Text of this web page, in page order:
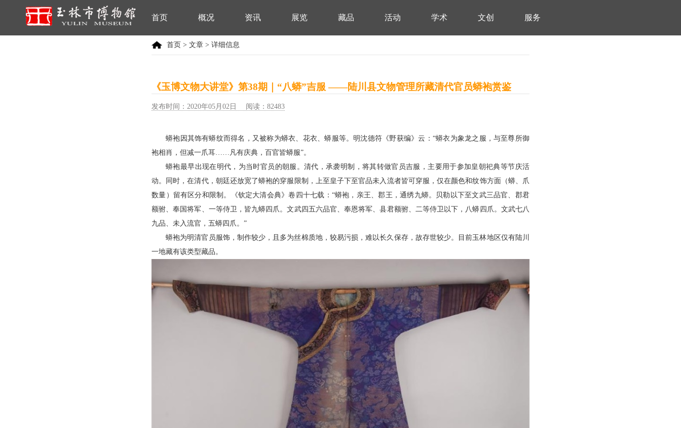
首页 概况 资讯 展览 藏品 活动 学术 文创 服务
首页 >文章 > 详细信息
《玉博文物大讲堂》第38期｜“八蟒”吉服 ——陆川县文物管理所藏清代官员蟒袍赏鉴
发布时间：2020年05月02日 阅读：82483
蟒袍因其饰有蟒纹而得名，又被称为蟒衣、花衣、蟒服等。明沈德符《野获编》云：“蟒衣为象龙之服，与至尊所御
袍相肖，但减一爪耳……凡有庆典，百官皆蟒服”。
蟒袍最早出现在明代，为当时官员的朝服。清代，承袭明制，将其转做官员吉服，主要用于参加皇朝祀典等节庆活
动。同时，在清代，朝廷还放宽了蟒袍的穿服限制，上至皇子下至官品未入流者皆可穿服，仅在颜色和纹饰方面（蟒、爪
数量）留有区分和限制。《钦定大清会典》卷四十七载：“蟒袍，亲王、郡王，通绣九蟒。贝勒以下至文武三品官、郡君
额驸、奉国将军、一等侍卫，皆九蟒四爪。文武四五六品官、奉恩将军、县君额驸、二等侍卫以下，八蟒四爪。文武七八
九品、未入流官，五蟒四爪。”
蟒袍为明清官员服饰，制作较少，且多为丝棉质地，较易污损，难以长久保存，故存世较少。目前玉林地区仅有陆川
一地藏有该类型藏品。